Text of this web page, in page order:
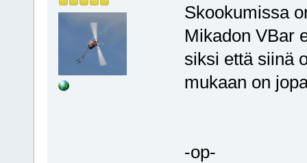
Skookumissa
Mikadon VBar
siksi että siinä
mukaan on
-op-